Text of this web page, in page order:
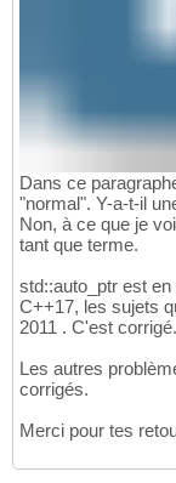
Dans ce
"normal". Y-a-t-il
Non, à ce que je
tant que terme.
std::auto_ptr est
C++17, les sujets
2011 . C'est corrigé.
Les autres
corrigés.
Merci pour tes